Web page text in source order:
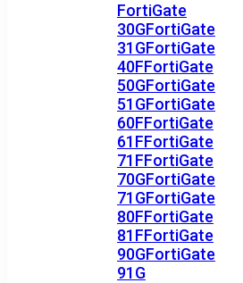
FortiGate
30GFortiGate
31GFortiGate
40FFortiGate
50GFortiGate
51GFortiGate
60FFortiGate
61FFortiGate
71FFortiGate
70GFortiGate
71GFortiGate
80FFortiGate
81FFortiGate
90GFortiGate
91G